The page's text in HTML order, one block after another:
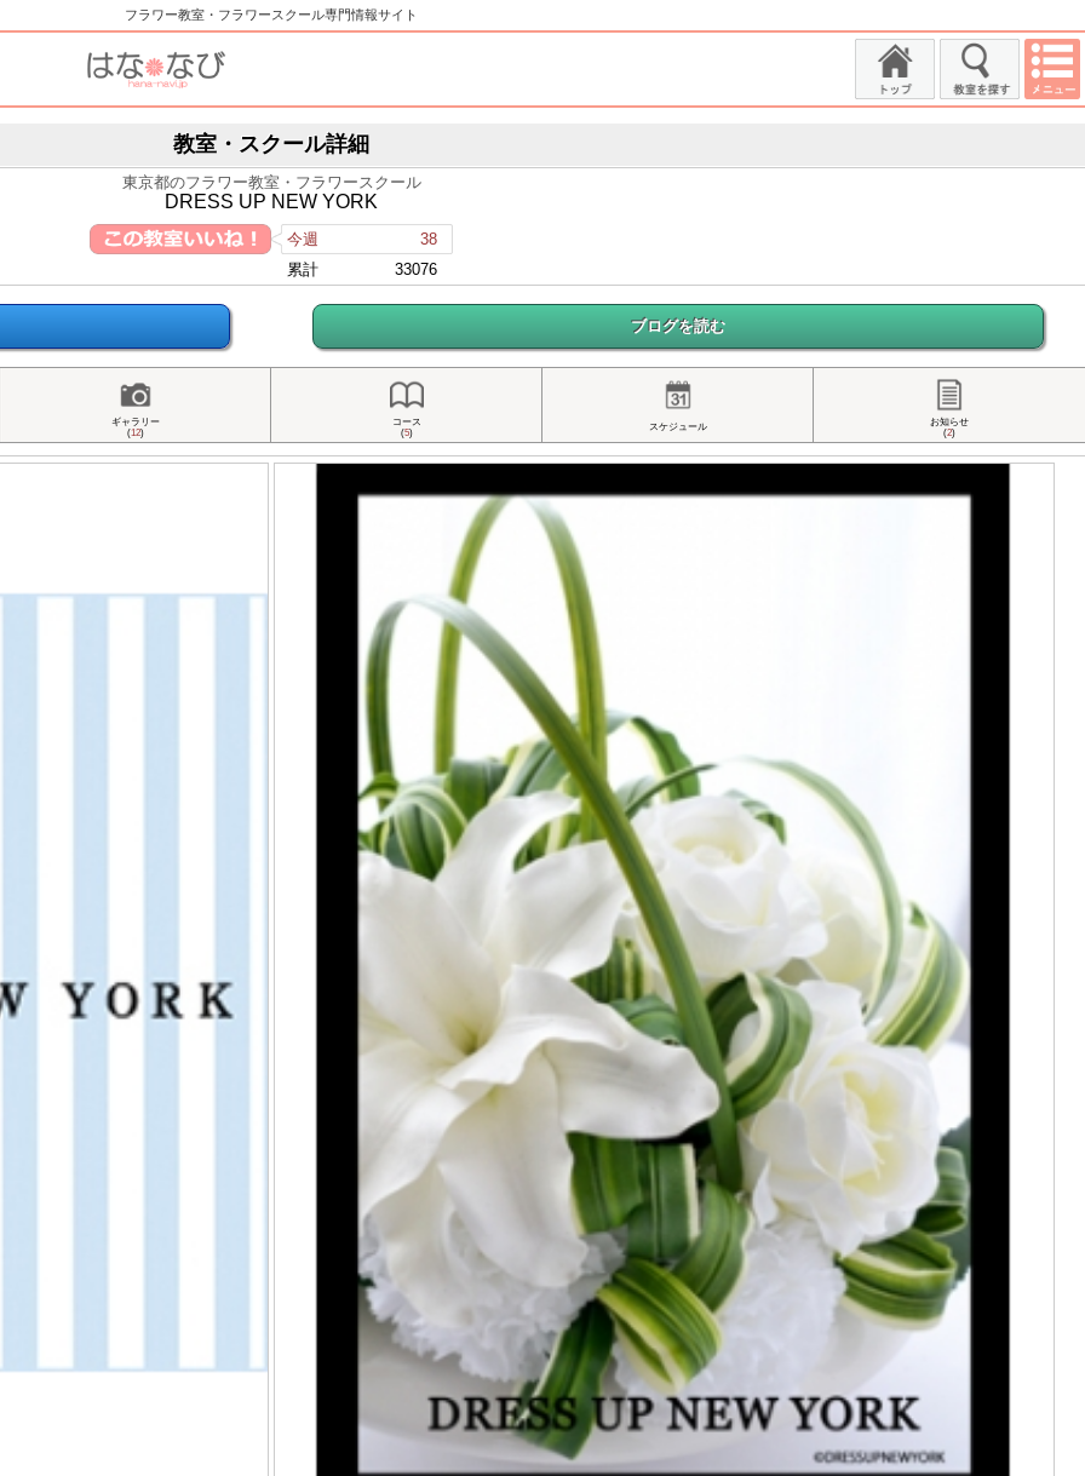
フラワー教室・フラワースクール専門情報サイト
教室・スクール詳細
東京都のフラワー教室・フラワースクール
DRESS UP NEW YORK
今週
38
累計
33076
ブログを読む
ギャラリー
(12)
コース
(5)
スケジュール
お知らせ
(2)